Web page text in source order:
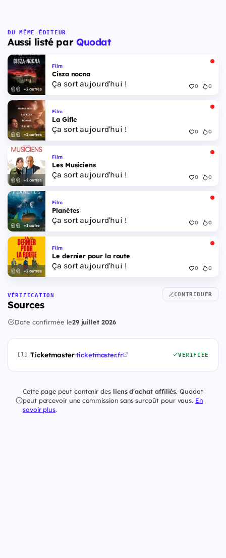
DU MÊME ÉDITEUR
Aussi listé par Quodat
+2 autres
Film
Cisza nocna
Ça sort aujourd'hui ! 0 0
+2 autres
Film
La Gifle
Ça sort aujourd'hui ! 0 0
+2 autres
Film
Les Musiciens
Ça sort aujourd'hui ! 0 0
+1 autre
Film
Planètes
Ça sort aujourd'hui ! 0 0
+2 autres
Film
Le dernier pour la route
Ça sort aujourd'hui ! 0 0
VÉRIFICATION
Sources
CONTRIBUER
Date confirmée le29 juillet 2026
[1] Ticketmaster·ticketmaster.fr VÉRIFIÉE
Cette page peut contenir des liens d'achat affiliés. Quodat
peut percevoir une commission sans surcoût pour vous. En
savoir plus.